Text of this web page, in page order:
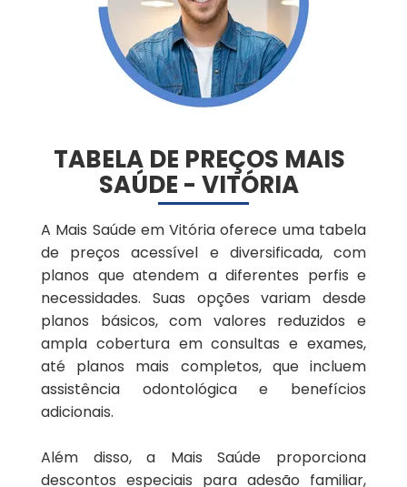
Mais Saúde
Meridional Saúde
Unimed
Planos de Saúde Empresariais
Amil
Bradesco
Bluzz Saúde
Meridional Saúde
Colatina/ES
Maringá/PR
Petrolina/PE
Salvador/BA
Uberlândia/MG
Vitória/ES
TABELA DE PREÇOS MAIS
SAÚDE - VITÓRIA
A Mais Saúde em Vitória oferece uma tabela
de preços acessível e diversificada, com
planos que atendem a diferentes perfis e
necessidades. Suas opções variam desde
planos básicos, com valores reduzidos e
ampla cobertura em consultas e exames,
até planos mais completos, que incluem
assistência odontológica e benefícios
adicionais.
Além disso, a Mais Saúde proporciona
descontos especiais para adesão familiar,